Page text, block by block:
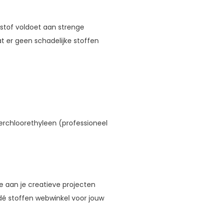
voldoet aan strenge
er geen schadelijke stoffen
(professioneel
aan je creatieve projecten
stoffen webwinkel voor jouw